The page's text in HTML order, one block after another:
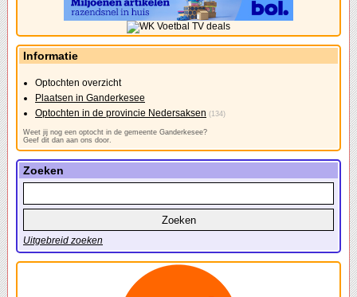
Informatie
Optochten overzicht
Plaatsen in Ganderkesee
Optochten in de provincie Nedersaksen (134)
Weet jij nog een optocht in de gemeente Ganderkesee?
Geef dit dan aan ons door.
Zoeken
Uitgebreid zoeken